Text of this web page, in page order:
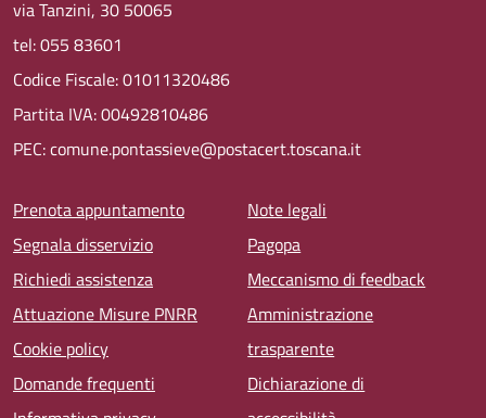
via Tanzini, 30 50065
tel: 055 83601
Codice Fiscale: 01011320486
Partita IVA: 00492810486
PEC: comune.pontassieve@postacert.toscana.it
Menu piè di pagina
Prenota appuntamento
Segnala disservizio
Richiedi assistenza
Attuazione Misure PNRR
Cookie policy
Domande frequenti
Note legali
Pagopa
Meccanismo di feedback
Amministrazione
trasparente
Dichiarazione di